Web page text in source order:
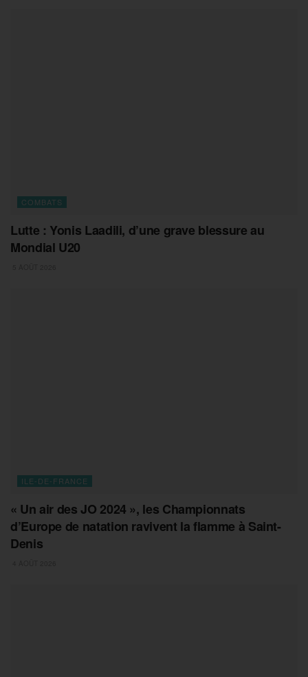
COMBATS
Lutte : Yonis Laadili, d’une grave blessure au
Mondial U20
ILE-DE-FRANCE
« Un air des JO 2024 », les Championnats
d’Europe de natation ravivent la flamme à Saint-
Denis